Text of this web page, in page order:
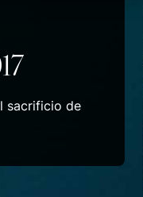
sacrificio de